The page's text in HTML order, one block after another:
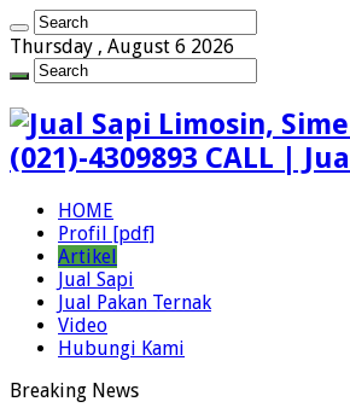
Thursday , August 6 2026
(021)-4309893 CALL |
HOME
Profil [pdf]
Artikel
Jual Sapi
Jual Pakan Ternak
Video
Hubungi Kami
Breaking News